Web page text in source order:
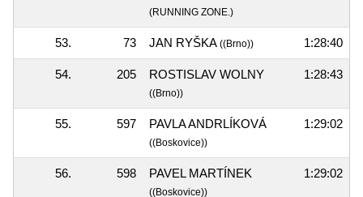
(RUNNING ZONE.)
53. 73 JAN RYŠKA ((Brno)) 1:28:40
54. 205 ROSTISLAV WOLNY
((Brno))
1:28:43
55. 597 PAVLA ANDRLÍKOVÁ
((Boskovice))
1:29:02
56. 598 PAVEL MARTÍNEK
((Boskovice))
1:29:02